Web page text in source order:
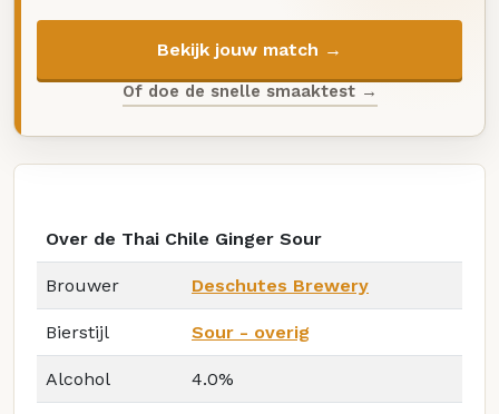
Bekijk jouw match →
Of doe de snelle smaaktest →
Over de Thai Chile Ginger Sour
Brouwer Deschutes Brewery
Bierstijl Sour - overig
Alcohol 4.0%